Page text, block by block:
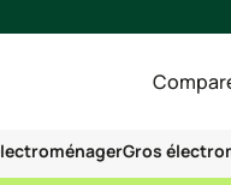
Gros